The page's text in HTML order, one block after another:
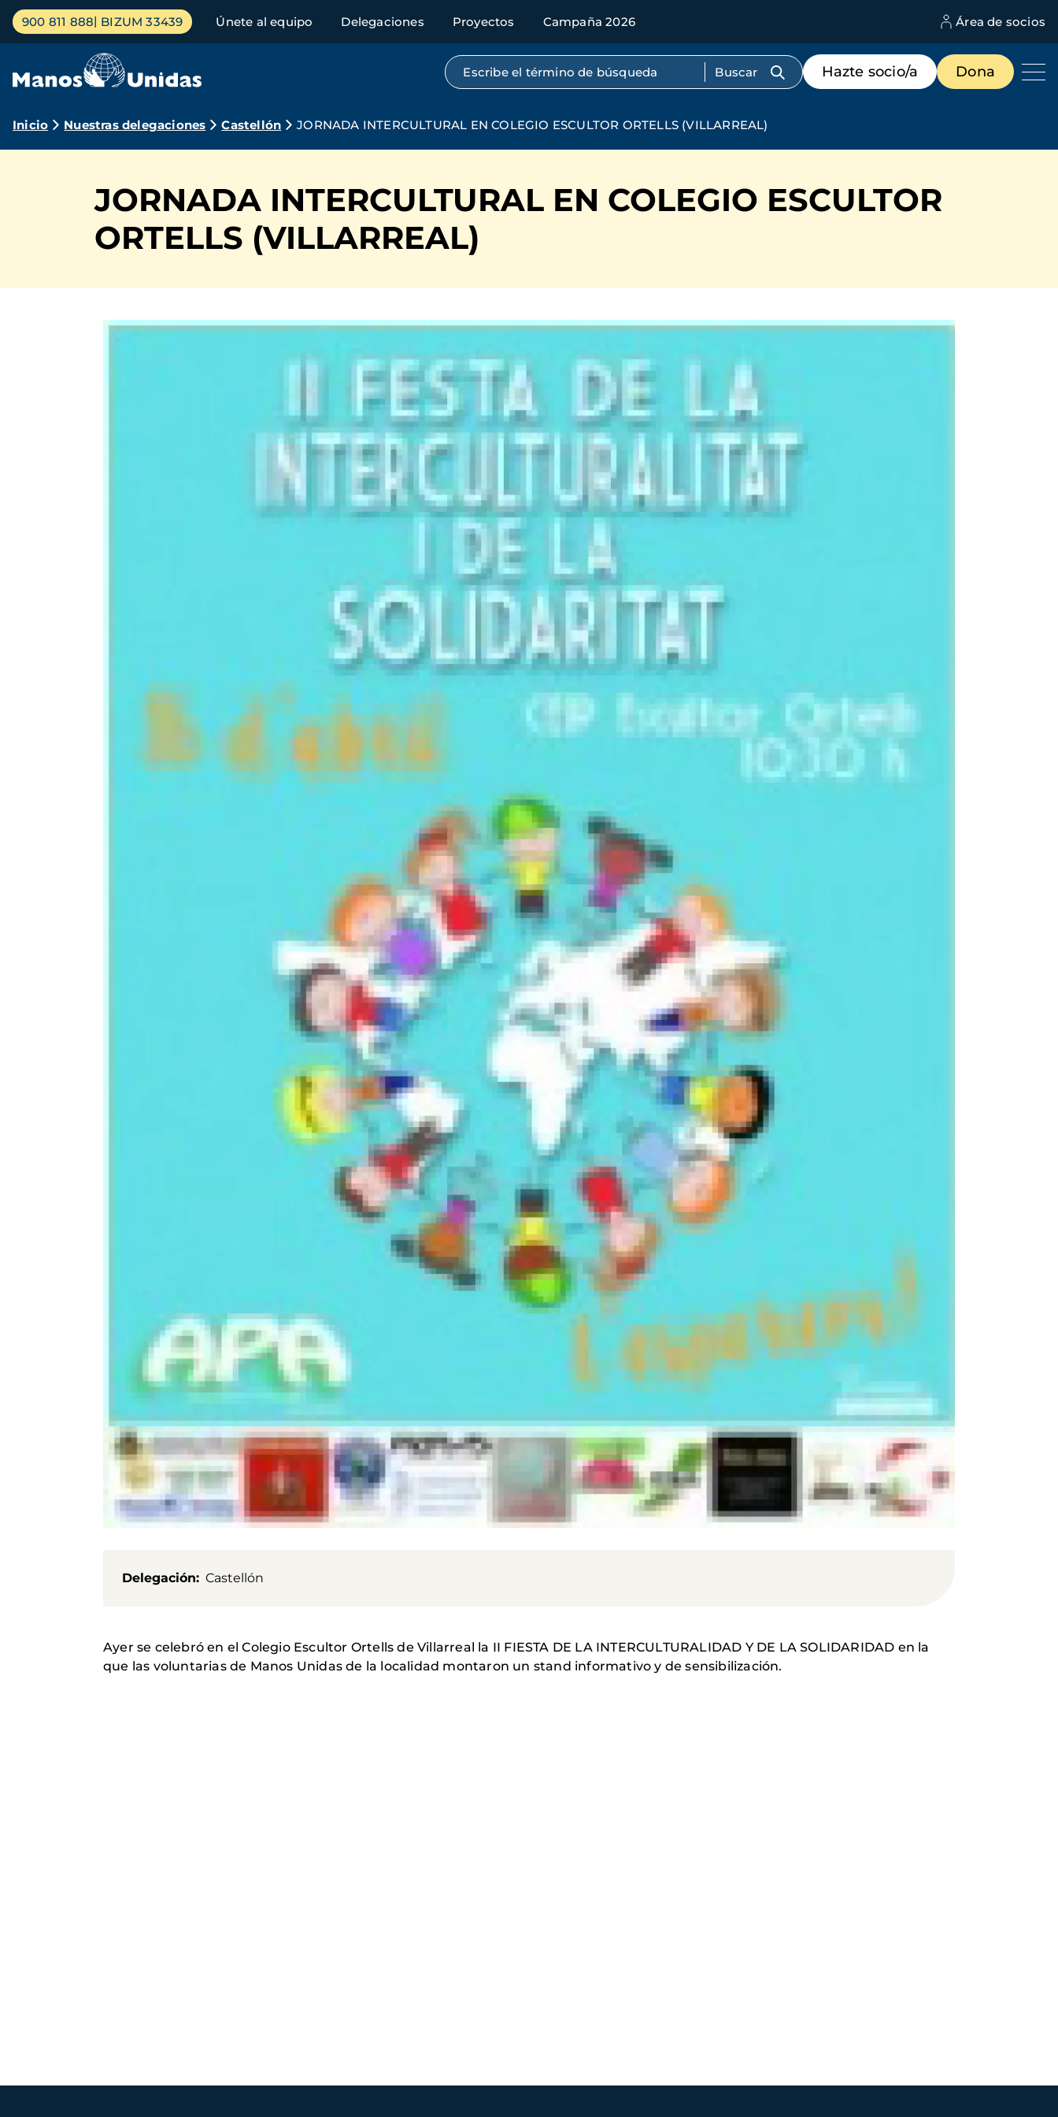
Pasar
contenido
Menú
principal
900 811 888 BIZUM 33439 Únete al equipo Delegaciones Proyectos Campaña 2026 Área de socios
Búsqueda por texto completo
Menú
de
destacados
Hazte socio/a Dona
Ruta
navegación
Inicio Nuestras delegaciones Castellón JORNADA INTERCULTURAL EN COLEGIO ESCULTOR ORTELLS (VILLARREAL)
JORNADA INTERCULTURAL EN COLEGIO ESCULTOR
ORTELLS (VILLARREAL)
Delegación Castellón
Ayer se celebró en el Colegio Escultor Ortells de Villarreal la II FIESTA DE LA INTERCULTURALIDAD Y DE LA SOLIDARIDAD en la
que las voluntarias de Manos Unidas de la localidad montaron un stand informativo y de sensibilización.